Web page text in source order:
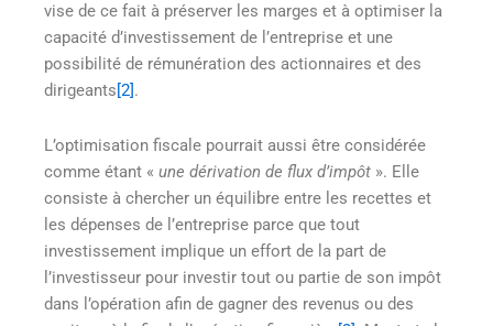
vise de ce fait à préserver les marges et à optimiser la
capacité d’investissement de l’entreprise et une
possibilité de rémunération des actionnaires et des
dirigeants[2].
L’optimisation fiscale pourrait aussi être considérée
comme étant « une dérivation de flux d’impôt ». Elle
consiste à chercher un équilibre entre les recettes et
les dépenses de l’entreprise parce que tout
investissement implique un effort de la part de
l’investisseur pour investir tout ou partie de son impôt
dans l’opération afin de gagner des revenus ou des